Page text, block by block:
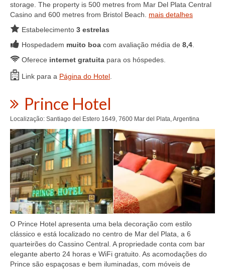
storage. The property is 500 metres from Mar Del Plata Central
Casino and 600 metres from Bristol Beach. mais detalhes
Estabelecimento 3 estrelas
Hospedadem muito boa com avaliação média de 8,4.
Oferece internet gratuita para os hóspedes.
Link para a Página do Hotel.
Prince Hotel
Localização: Santiago del Estero 1649, 7600 Mar del Plata, Argentina
O Prince Hotel apresenta uma bela decoração com estilo
clássico e está localizado no centro de Mar del Plata, a 6
quarteirões do Cassino Central. A propriedade conta com bar
elegante aberto 24 horas e WiFi gratuito. As acomodações do
Prince são espaçosas e bem iluminadas, com móveis de